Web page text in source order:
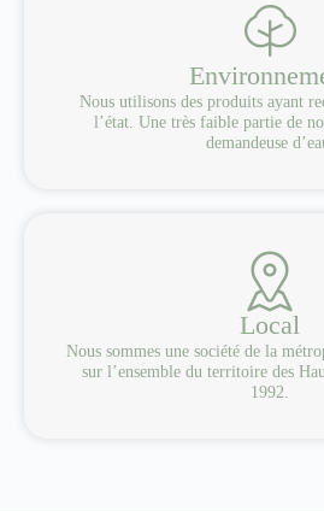
Nous utilisons des produits ayant
l’état. Une très faible partie de
demandeuse
Local
Nous sommes une société de la
sur l’ensemble du territoire des
1992.